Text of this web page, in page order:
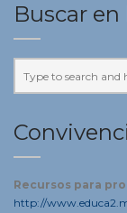
Buscar en
Recursos para
http://